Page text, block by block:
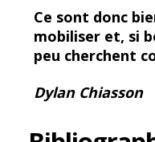
Ce sont donc
mobiliser et, si
peu cherchent
Dylan Chiasson